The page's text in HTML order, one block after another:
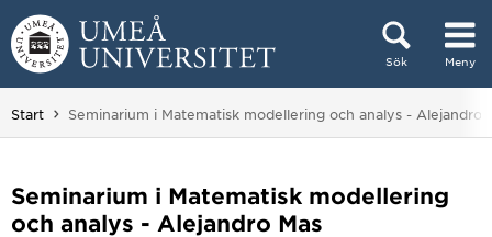
Hoppa direkt till innehållet
Sök Meny
Huvudmenyn dold.
Start Du är här:
Seminarium i Matematisk modellering och analys - Alejandro
Seminarium i Matematisk modellering
och analys - Alejandro Mas